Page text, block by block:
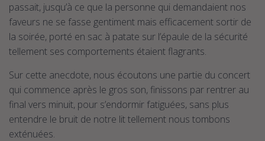
passait, jusqu’à ce que la personne qui demandaient nos
faveurs ne se fasse gentiment mais efficacement sortir de
la soirée, porté en sac à patate sur l’épaule de la sécurité
tellement ses comportements étaient flagrants.
Sur cette anecdote, nous écoutons une partie du concert
qui commence après le gros son, finissons par rentrer au
final vers minuit, pour s’endormir fatiguées, sans plus
entendre le bruit de notre lit tellement nous tombons
exténuées.